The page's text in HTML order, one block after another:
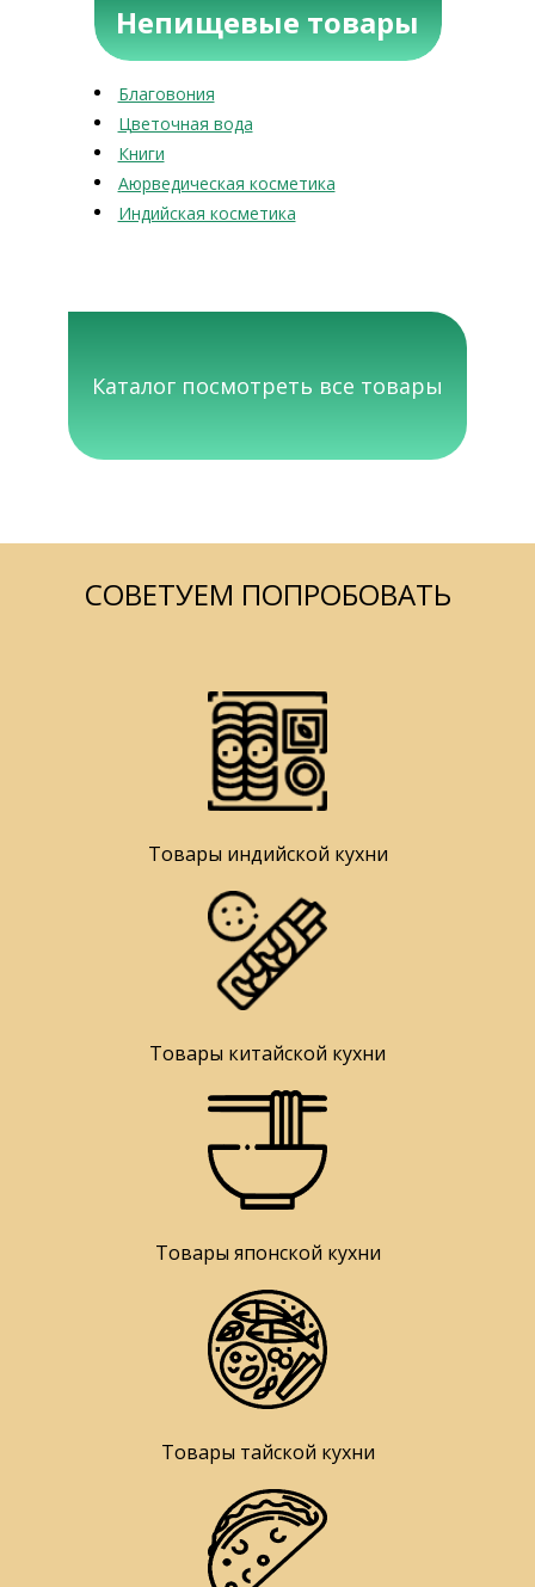
Непищевые товары
Благовония
Цветочная вода
Книги
Аюрведическая косметика
Индийская косметика
Каталог посмотреть все товары
СОВЕТУЕМ ПОПРОБОВАТЬ
Товары индийской кухни
Товары китайской кухни
Товары японской кухни
Товары тайской кухни